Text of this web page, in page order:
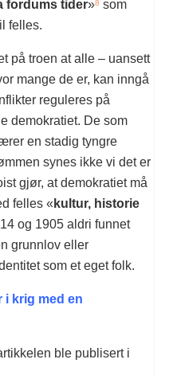
fordums tider»8 som
felles.
på troen at alle – uansett
mange de er, kan inngå
reguleres på
demokratiet. De som
en stadig tyngre
synes ikke vi det er
gjør, at demokratiet må
felles « kultur, historie
og 1905 aldri funnet
grunnlov eller
som et eget folk.
i krig med en
ble publisert i